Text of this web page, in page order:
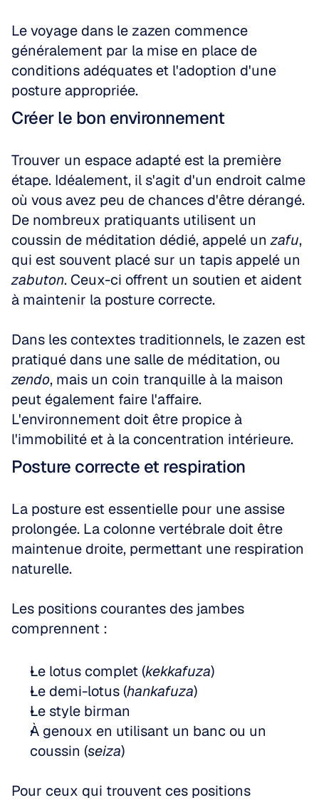
Le voyage dans le zazen commence
généralement par la mise en place de
conditions adéquates et l'adoption d'une
posture appropriée.
Créer le bon environnement
Trouver un espace adapté est la première
étape. Idéalement, il s'agit d'un endroit calme
où vous avez peu de chances d'être dérangé.
De nombreux pratiquants utilisent un
coussin de méditation dédié, appelé un zafu,
zabuton. Ceux-ci offrent un soutien et aident
à maintenir la posture correcte.
Dans les contextes traditionnels, le zazen est
zendo, mais un coin tranquille à la maison
peut également faire l'affaire.
L'environnement doit être propice à
l'immobilité et à la concentration intérieure.
Posture correcte et respiration
La posture est essentielle pour une assise
prolongée. La colonne vertébrale doit être
maintenue droite, permettant une respiration
naturelle.
Les positions courantes des jambes
comprennent :
Le lotus complet (kekkafuza)
Le demi-lotus (hankafuza)
Le style birman
À genoux en utilisant un banc ou un
coussin (seiza)
Pour ceux qui trouvent ces positions